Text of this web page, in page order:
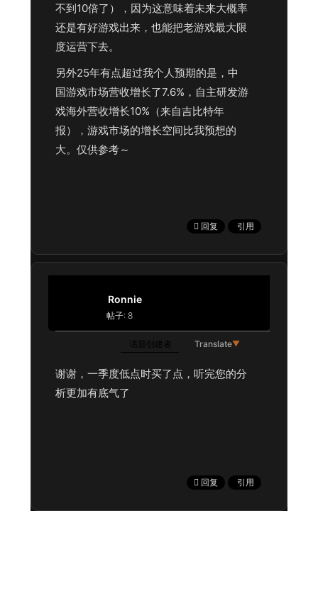
不到10倍了），因为这意味着未来大概率
还是有好游戏出来，也能把老游戏最大限
度运营下去。
另外25年有点超过我个人预期的是，中
国游戏市场营收增长了7.6%，自主研发游
戏海外营收增长10%（来自吉比特年
报），游戏市场的增长空间比我预想的
大。仅供参考～
回复 引用
Ronnie
帖子: 8
话题创建者 Translate▼
谢谢，一季度低点时买了点，听完您的分
析更加有底气了
回复 引用